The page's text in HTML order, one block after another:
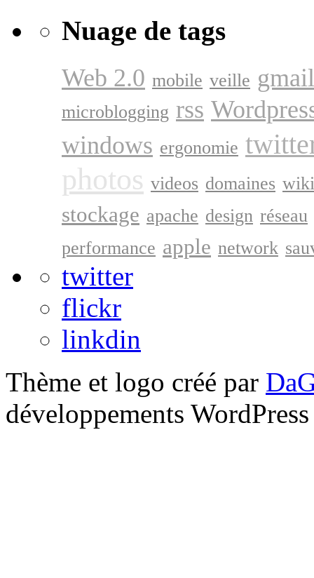
Nuage de tags
Web 2.0 mobile veille gmail
microblogging rss
windows ergonomie
photos videos domaines
stockage apache design réseau
performance apple network
twitter
flickr
linkdin
Thème et logo créé par
développements